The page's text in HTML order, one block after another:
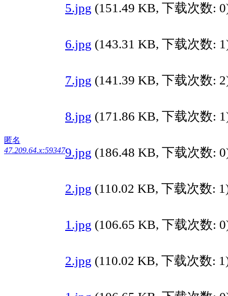
匿名
47.209.64.x:59347
5.jpg (151.49 KB, 下载次数:
6.jpg (143.31 KB, 下载次数:
7.jpg (141.39 KB, 下载次数:
8.jpg (171.86 KB, 下载次数:
9.jpg (186.48 KB, 下载次数:
2.jpg (110.02 KB, 下载次数:
1.jpg (106.65 KB, 下载次数:
2.jpg (110.02 KB, 下载次数: